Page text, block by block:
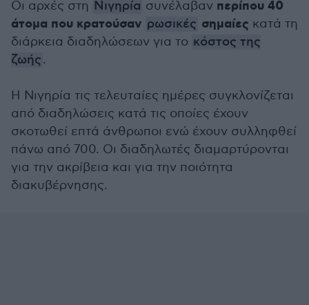
Οι αρχές στη Νιγηρία συνέλαβαν περίπου 40
άτομα που κρατούσαν ρωσικές σημαίες κατά τη
διάρκεια διαδηλώσεων για το κόστος της
ζωής.
Η Νιγηρία τις τελευταίες ημέρες συγκλονίζεται
από διαδηλώσεις κατά τις οποίες έχουν
σκοτωθεί επτά άνθρωποι ενώ έχουν συλληφθεί
πάνω από 700. Οι διαδηλωτές διαμαρτύρονται
για την ακρίβεια και για την ποιότητα
διακυβέρνησης.